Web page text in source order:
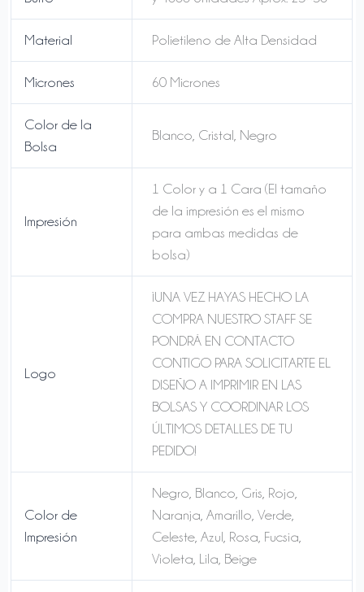
Material Polietileno de Alta Densidad
Micrones 60 Micrones
Color de la
Bolsa
Blanco, Cristal, Negro
Impresión
1 Color y a 1 Cara (El tamaño
de la impresión es el mismo
para ambas medidas de
bolsa)
Logo
¡UNA VEZ HAYAS HECHO LA
COMPRA NUESTRO STAFF SE
PONDRÁ EN CONTACTO
CONTIGO PARA SOLICITARTE EL
DISEÑO A IMPRIMIR EN LAS
BOLSAS Y COORDINAR LOS
ÚLTIMOS DETALLES DE TU
PEDIDO!
Color de
Impresión
Negro, Blanco, Gris, Rojo,
Naranja, Amarillo, Verde,
Celeste, Azul, Rosa, Fucsia,
Violeta, Lila, Beige